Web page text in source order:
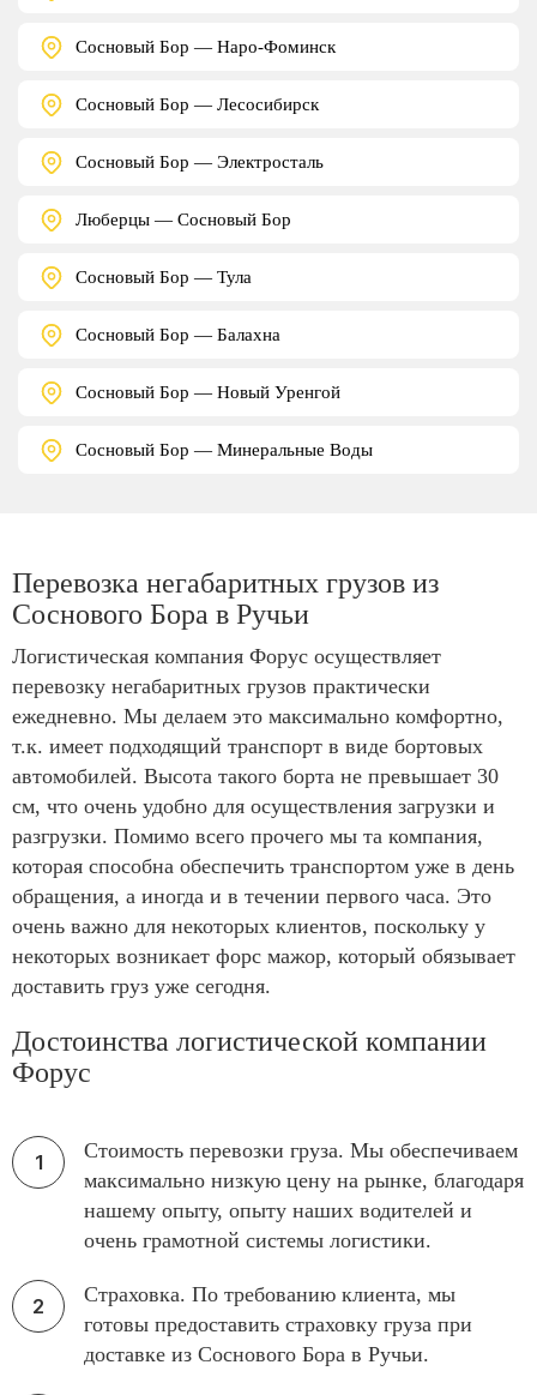
Сосновый Бор — Наро-Фоминск
Сосновый Бор — Лесосибирск
Сосновый Бор — Электросталь
Люберцы — Сосновый Бор
Сосновый Бор — Тула
Сосновый Бор — Балахна
Сосновый Бор — Новый Уренгой
Сосновый Бор — Минеральные Воды
Перевозка негабаритных грузов из
Соснового Бора в Ручьи
Логистическая компания Форус осуществляет
перевозку негабаритных грузов практически
ежедневно. Мы делаем это максимально комфортно,
т.к. имеет подходящий транспорт в виде бортовых
автомобилей. Высота такого борта не превышает 30
см, что очень удобно для осуществления загрузки и
разгрузки. Помимо всего прочего мы та компания,
которая способна обеспечить транспортом уже в день
обращения, а иногда и в течении первого часа. Это
очень важно для некоторых клиентов, поскольку у
некоторых возникает форс мажор, который обязывает
доставить груз уже сегодня.
Достоинства логистической компании
Форус
Стоимость перевозки груза. Мы обеспечиваем
максимально низкую цену на рынке, благодаря
нашему опыту, опыту наших водителей и
очень грамотной системы логистики.
Страховка. По требованию клиента, мы
готовы предоставить страховку груза при
доставке из Соснового Бора в Ручьи.